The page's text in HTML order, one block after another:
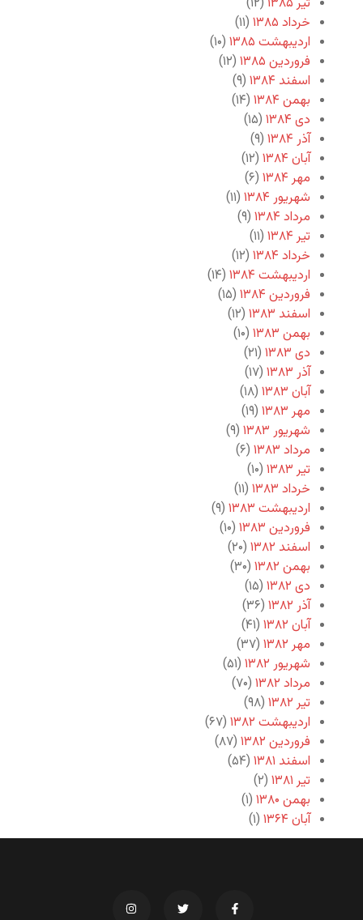
خرداد ۱۳۸۵
(۱۱)
اردیبهشت ۱۳۸۵
(۱۰)
فروردین ۱۳۸۵
(۱۲)
اسفند ۱۳۸۴
(۹)
بهمن ۱۳۸۴
(۱۴)
دی ۱۳۸۴
(۱۵)
آذر ۱۳۸۴
(۹)
آبان ۱۳۸۴
(۱۲)
مهر ۱۳۸۴
(۶)
شهریور ۱۳۸۴
(۱۱)
مرداد ۱۳۸۴
(۹)
تیر ۱۳۸۴
(۱۱)
خرداد ۱۳۸۴
(۱۲)
اردیبهشت ۱۳۸۴
(۱۴)
فروردین ۱۳۸۴
(۱۵)
اسفند ۱۳۸۳
(۱۲)
بهمن ۱۳۸۳
(۱۰)
دی ۱۳۸۳
(۲۱)
آذر ۱۳۸۳
(۱۷)
آبان ۱۳۸۳
(۱۸)
مهر ۱۳۸۳
(۱۹)
شهریور ۱۳۸۳
(۹)
مرداد ۱۳۸۳
(۶)
تیر ۱۳۸۳
(۱۰)
خرداد ۱۳۸۳
(۱۱)
اردیبهشت ۱۳۸۳
(۹)
فروردین ۱۳۸۳
(۱۰)
اسفند ۱۳۸۲
(۲۰)
بهمن ۱۳۸۲
(۳۰)
دی ۱۳۸۲
(۱۵)
آذر ۱۳۸۲
(۳۶)
آبان ۱۳۸۲
(۴۱)
مهر ۱۳۸۲
(۳۷)
شهریور ۱۳۸۲
(۵۱)
مرداد ۱۳۸۲
(۷۰)
تیر ۱۳۸۲
(۹۸)
اردیبهشت ۱۳۸۲
(۶۷)
فروردین ۱۳۸۲
(۸۷)
اسفند ۱۳۸۱
(۵۴)
تیر ۱۳۸۱
(۲)
بهمن ۱۳۸۰
(۱)
آبان ۱۳۶۴
(۱)